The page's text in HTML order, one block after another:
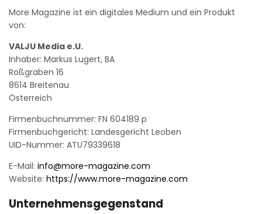
More Magazine ist ein digitales Medium und ein Produkt
von:
VALJU Media e.U.
Inhaber: Markus Lugert, BA
Roßgraben 16
8614 Breitenau
Österreich
Firmenbuchnummer: FN 604189 p
Firmenbuchgericht: Landesgericht Leoben
UID-Nummer: ATU79339618
E-Mail: info@more-magazine.com
Website: https://www.more-magazine.com
Unternehmensgegenstand